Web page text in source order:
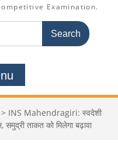
Examination.
> INS Mahendragiri: स्वदेशी
समुद्री ताकत को मिलेगा बढ़ावा